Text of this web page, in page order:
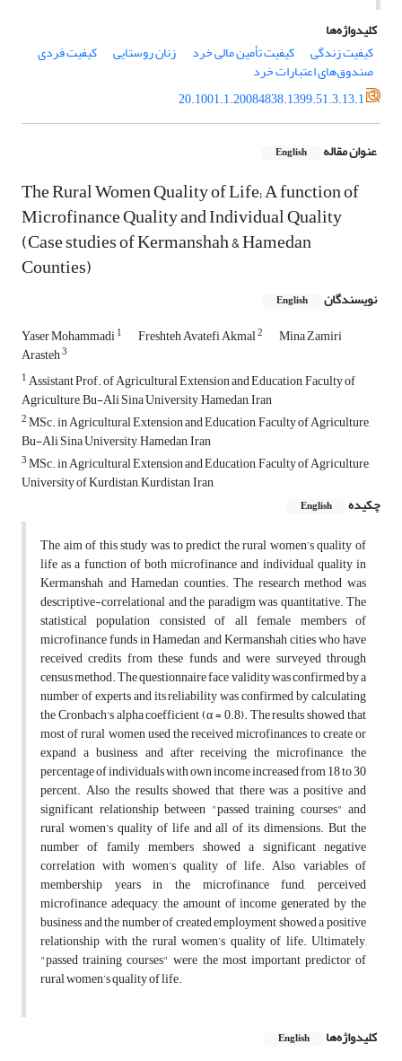
کلیدواژه‌ها
کیفیت زندگی
کیفیت تأمین مالی خرد زنان روستایی کیفیت فردی
صندوق‌های اعتبارات خرد
20.1001.1.20084838.1399.51.3.13.1
عنوان مقاله English
The Rural Women Quality of Life; A function of
Microfinance Quality and Individual Quality
(Case studies of Kermanshah & Hamedan
Counties)
نویسندگان English
Yaser Mohammadi1 Freshteh Avatefi Akmal2 Mina Zamiri
Arasteh3
1Assistant Prof. of Agricultural Extension and Education, Faculty of
Agriculture, Bu-Ali Sina University, Hamedan, Iran
2MSc. in Agricultural Extension and Education, Faculty of Agriculture,
Bu-Ali Sina University, Hamedan, Iran
3MSc. in Agricultural Extension and Education, Faculty of Agriculture,
University of Kurdistan, Kurdistan, Iran
چکیده
English
The aim of this study was to predict the rural women’s quality of
life as a function of both microfinance and individual quality in
Kermanshah and Hamedan counties. The research method was
descriptive-correlational and the paradigm was quantitative. The
statistical population consisted of all female members of
microfinance funds in Hamedan and Kermanshah cities who have
received credits from these funds and were surveyed through
census method. The questionnaire face validity was confirmed by a
number of experts and its reliability was confirmed by calculating
the Cronbach's alpha coefficient (α = 0.8). The results showed that
most of rural women used the received microfinances to create or
expand a business, and after receiving the microfinance, the
percentage of individuals with own income increased from 18 to 30
percent. Also, the results showed that there was a positive and
significant relationship between "passed training courses" and
rural women’s quality of life and all of its dimensions. But the
number of family members showed a significant negative
correlation with women’s quality of life. Also, variables of
membership years in the microfinance fund, perceived
microfinance adequacy, the amount of income generated by the
business and the number of created employment showed a positive
relationship with the rural women’s quality of life. Ultimately,
"passed training courses" were the most important predictor of
rural women’s quality of life.
کلیدواژه‌ها English